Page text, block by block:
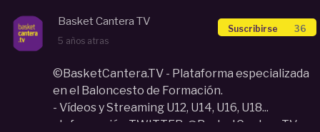
Basket Cantera TV
5 años atras
Suscribirse 36
©BasketCantera.TV - Plataforma especializada
en el Baloncesto de Formación.
- Vídeos y Streaming U12, U14, U16, U18...
- Información TWITTER: @BasketCanteraTV